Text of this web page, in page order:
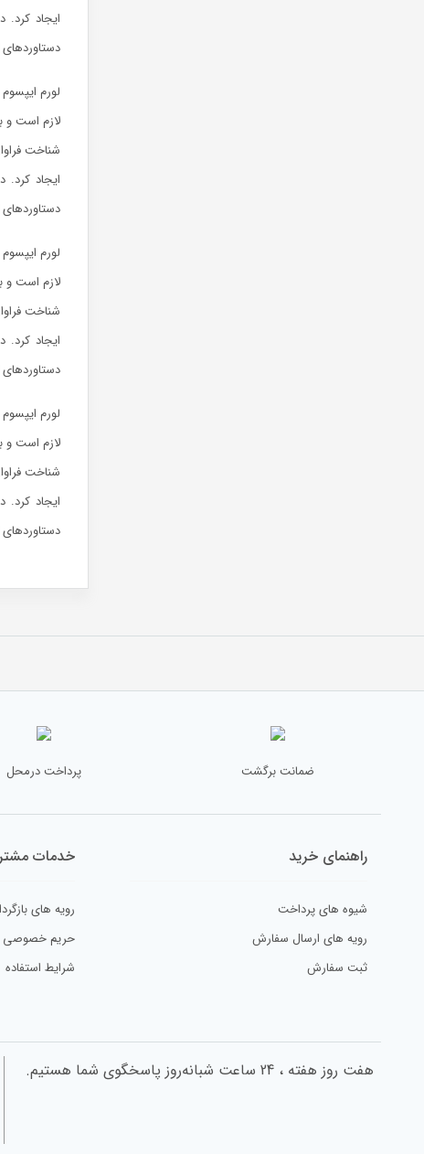
ایجاد
لورم
لازم است و
شناخت
ایجاد
لورم
لازم است و
شناخت
ایجاد
لورم
لازم است و
شناخت
ایجاد
ضمانت برگشت پرداخت درمحل
راهنمای خرید
شیوه های پرداخت
رویه های ارسال سفارش
ثبت سفارش
خدمات
رویه های
حریم خصوصی
شرایط استفاده
هفت روز هفته ، 24 ساعت شبانه‌روز پاسخگوی شما هستیم.